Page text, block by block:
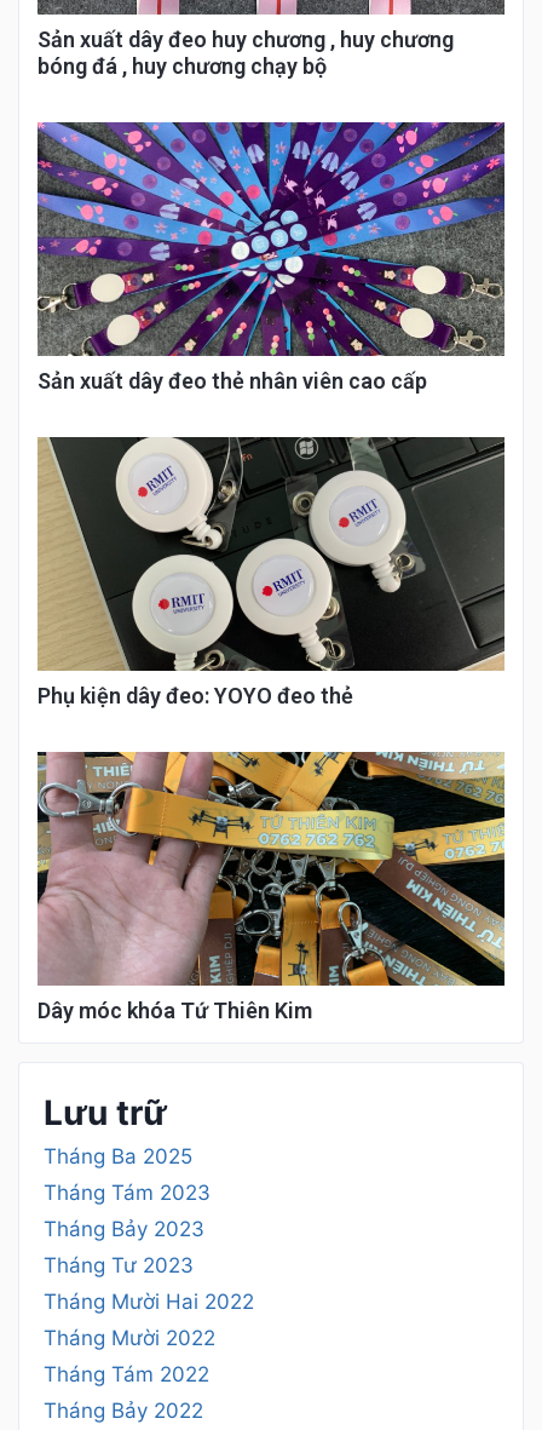
Sản xuất dây đeo huy chương , huy chương
bóng đá , huy chương chạy bộ
Sản xuất dây đeo thẻ nhân viên cao cấp
Phụ kiện dây đeo: YOYO đeo thẻ
Dây móc khóa Tứ Thiên Kim
Lưu trữ
Tháng Ba 2025
Tháng Tám 2023
Tháng Bảy 2023
Tháng Tư 2023
Tháng Mười Hai 2022
Tháng Mười 2022
Tháng Tám 2022
Tháng Bảy 2022